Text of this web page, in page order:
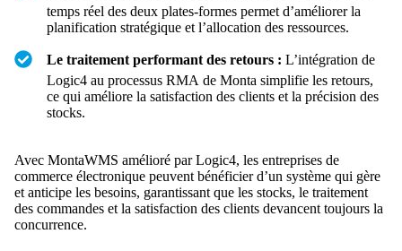
temps réel des deux plates-formes permet d’améliorer la
planification stratégique et l’allocation des ressources.
Le traitement performant des retours : L’intégration de
Logic4 au processus RMA de Monta simplifie les retours,
ce qui améliore la satisfaction des clients et la précision des
stocks.
Avec MontaWMS amélioré par Logic4, les entreprises de
commerce électronique peuvent bénéficier d’un système qui gère
et anticipe les besoins, garantissant que les stocks, le traitement
des commandes et la satisfaction des clients devancent toujours la
concurrence.